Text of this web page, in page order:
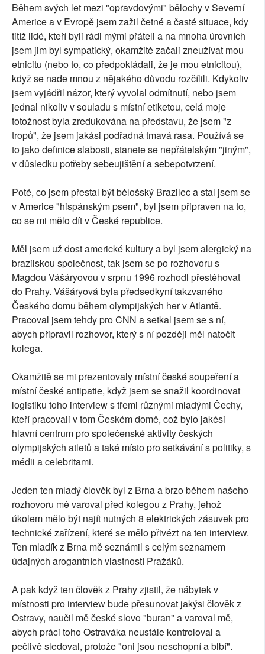
Během svých let mezi "opravdovými" bělochy v Severní
Americe a v Evropě jsem zažil četné a časté situace, kdy
titíž lidé, kteří byli rádi mými přáteli a na mnoha úrovních
jsem jim byl sympatický, okamžitě začali zneužívat mou
etnicitu (nebo to, co předpokládali, že je mou etnicitou),
když se nade mnou z nějakého důvodu rozčílili. Kdykoliv
jsem vyjádřil názor, který vyvolal odmítnutí, nebo jsem
jednal nikoliv v souladu s místní etiketou, celá moje
totožnost byla zredukována na představu, že jsem "z
tropů", že jsem jakási podřadná tmavá rasa. Používá se
to jako definice slabosti, stanete se nepřátelským "jiným",
v důsledku potřeby sebeujištění a sebepotvrzení.
Poté, co jsem přestal být bělošský Brazilec a stal jsem se
v Americe "hispánským psem", byl jsem připraven na to,
co se mi mělo dít v České republice.
Měl jsem už dost americké kultury a byl jsem alergický na
brazilskou společnost, tak jsem se po rozhovoru s
Magdou Vášáryovou v srpnu 1996 rozhodl přestěhovat
do Prahy. Vášáryová byla předsedkyní takzvaného
Českého domu během olympijských her v Atlantě.
Pracoval jsem tehdy pro CNN a setkal jsem se s ní,
abych připravil rozhovor, který s ní později měl natočit
kolega.
Okamžitě se mi prezentovaly místní české soupeření a
místní české antipatie, když jsem se snažil koordinovat
logistiku toho interview s třemi různými mladými Čechy,
kteří pracovali v tom Českém domě, což bylo jakési
hlavní centrum pro společenské aktivity českých
olympijských atletů a také místo pro setkávání s politiky, s
médii a celebritami.
Jeden ten mladý člověk byl z Brna a brzo během našeho
rozhovoru mě varoval před kolegou z Prahy, jehož
úkolem mělo být najít nutných 8 elektrických zásuvek pro
technické zařízení, které se mělo přivézt na ten interview.
Ten mladík z Brna mě seznámil s celým seznamem
údajných arogantních vlastností Pražáků.
A pak když ten člověk z Prahy zjistil, že nábytek v
místnosti pro interview bude přesunovat jakýsi člověk z
Ostravy, naučil mě české slovo "buran" a varoval mě,
abych práci toho Ostraváka neustále kontroloval a
pečlivě sledoval, protože "oni jsou neschopní a blbí".